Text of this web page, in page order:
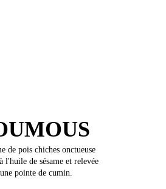
de pois chiches onctueuse
l'huile de sésame et relevée
pointe de cumin.